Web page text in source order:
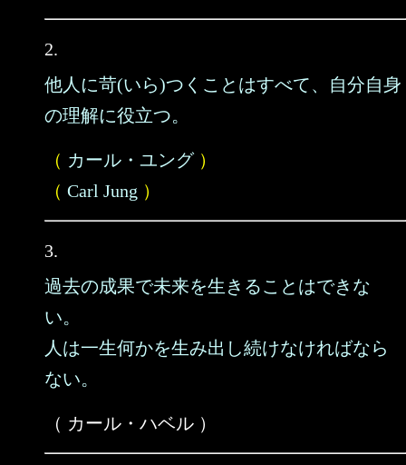
2.
他人に苛(いら)つくことはすべて、自分自身
の理解に役立つ。
（ カール・ユング）
（ Carl Jung ）
3.
過去の成果で未来を生きることはできな
い。
人は一生何かを生み出し続けなければなら
ない。
（ カール・ハベル ）